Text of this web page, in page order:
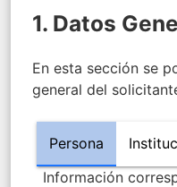
1. Datos
En esta sección se
general del
Persona
Información